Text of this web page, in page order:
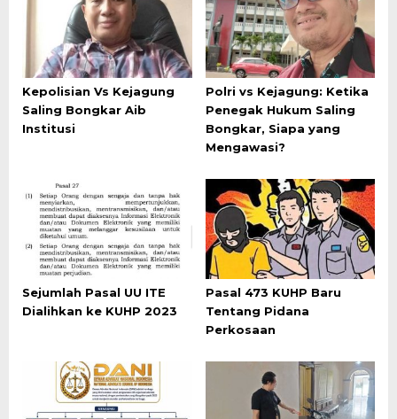
Kepolisian Vs Kejagung
Saling Bongkar Aib
Institusi
Polri vs Kejagung: Ketika
Penegak Hukum Saling
Bongkar, Siapa yang
Mengawasi?
Sejumlah Pasal UU ITE
Dialihkan ke KUHP 2023
Pasal 473 KUHP Baru
Tentang Pidana
Perkosaan